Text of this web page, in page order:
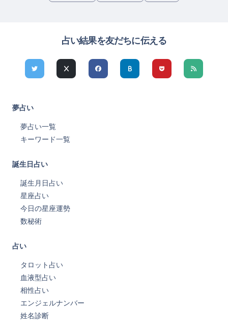
占い結果を友だちに伝える
夢占い
夢占い一覧
キーワード一覧
誕生日占い
誕生月日占い
星座占い
今日の星座運勢
数秘術
占い
タロット占い
血液型占い
相性占い
エンジェルナンバー
姓名診断